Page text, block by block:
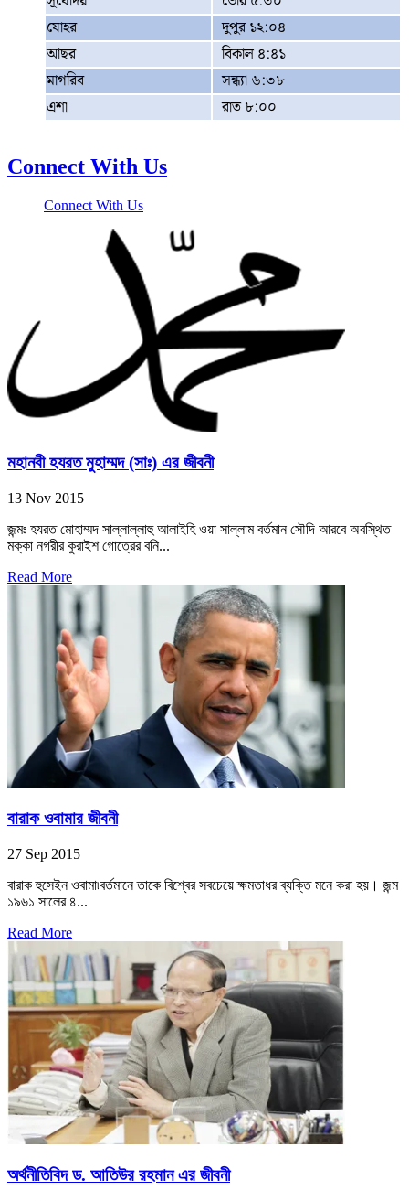
যোহর
দুপুর ১২:০৪
আছর
বিকাল ৪:৪১
মাগরিব
সন্ধ্যা ৬:৩৮
এশা
রাত ৮:০০
Connect With Us
Connect With Us
মহানবী হযরত মুহাম্মদ (সাঃ) এর জীবনী
13 Nov 2015
জন্মঃ হযরত মোহাম্মদ সাল্লাল্লাহু আলাইহি ওয়া সাল্লাম বর্তমান সৌদি আরবে অবস্থিত
মক্কা নগরীর কুরাইশ গোত্রের বনি...
Read More
বারাক ওবামার জীবনী
27 Sep 2015
বারাক হুসেইন ওবামা৷বর্তমানে তাকে বিশ্বের সবচেয়ে ক্ষমতাধর ব্যক্তি মনে করা হয়। জন্ম
১৯৬১ সালের ৪...
Read More
অর্থনীতিবিদ ড. আতিউর রহমান এর জীবনী